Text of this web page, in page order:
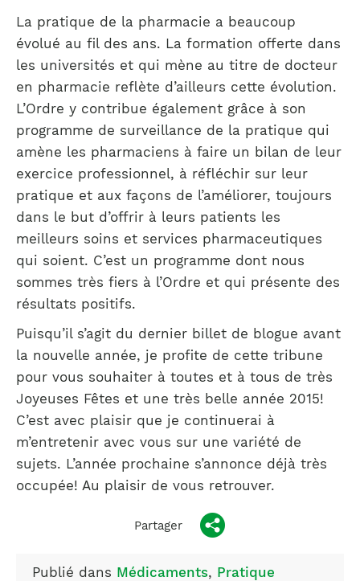
La pratique de la pharmacie a beaucoup
évolué au fil des ans. La formation offerte dans
les universités et qui mène au titre de docteur
en pharmacie reflète d’ailleurs cette évolution.
L’Ordre y contribue également grâce à son
programme de surveillance de la pratique qui
amène les pharmaciens à faire un bilan de leur
exercice professionnel, à réfléchir sur leur
pratique et aux façons de l’améliorer, toujours
dans le but d’offrir à leurs patients les
meilleurs soins et services pharmaceutiques
qui soient. C’est un programme dont nous
sommes très fiers à l’Ordre et qui présente des
résultats positifs.
Puisqu’il s’agit du dernier billet de blogue avant
la nouvelle année, je profite de cette tribune
pour vous souhaiter à toutes et à tous de très
Joyeuses Fêtes et une très belle année 2015!
C’est avec plaisir que je continuerai à
m’entretenir avec vous sur une variété de
sujets. L’année prochaine s’annonce déjà très
occupée! Au plaisir de vous retrouver.
Partager
Publié dans Médicaments, Pratique